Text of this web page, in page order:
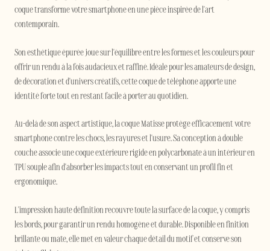
coque transforme votre smartphone en une pièce inspirée de l'art
contemporain.
Son esthétique épurée joue sur l'équilibre entre les formes et les couleurs pour
offrir un rendu à la fois audacieux et raffiné. Idéale pour les amateurs de design,
de décoration et d'univers créatifs, cette coque de téléphone apporte une
identité forte tout en restant facile à porter au quotidien.
Au-delà de son aspect artistique, la coque Matisse protège efficacement votre
smartphone contre les chocs, les rayures et l'usure. Sa conception à double
couche associe une coque extérieure rigide en polycarbonate à un intérieur en
TPU souple afin d'absorber les impacts tout en conservant un profil fin et
ergonomique.
L'impression haute définition recouvre toute la surface de la coque, y compris
les bords, pour garantir un rendu homogène et durable. Disponible en finition
brillante ou mate, elle met en valeur chaque détail du motif et conserve son